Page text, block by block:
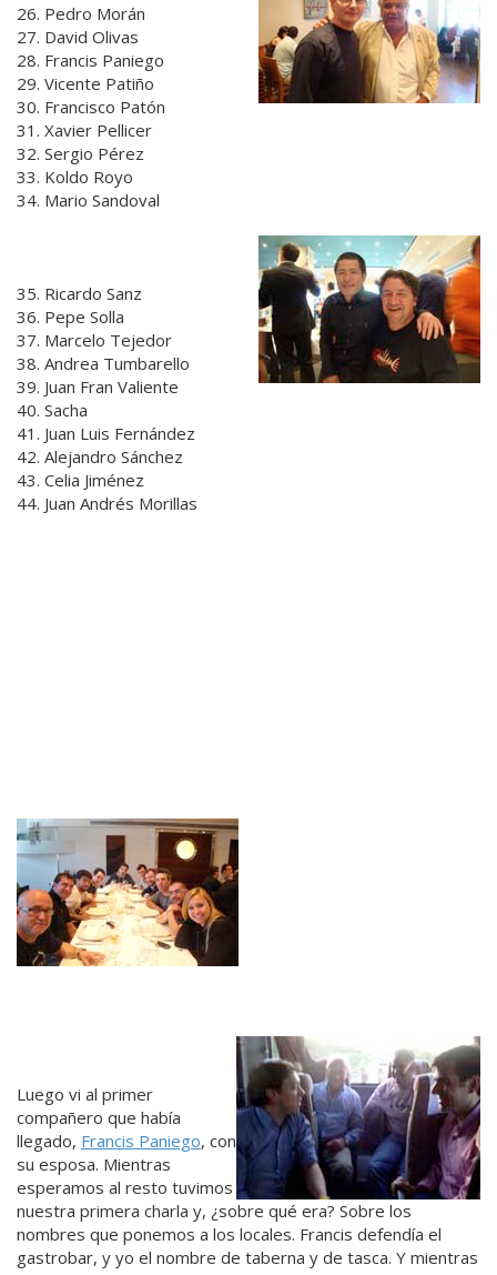
26. Pedro Morán
27. David Olivas
28. Francis Paniego
29. Vicente Patiño
30. Francisco Patón
31. Xavier Pellicer
32. Sergio Pérez
33. Koldo Royo
34. Mario Sandoval
35. Ricardo Sanz
36. Pepe Solla
37. Marcelo Tejedor
38. Andrea Tumbarello
39. Juan Fran Valiente
40. Sacha
41. Juan Luis Fernández
42. Alejandro Sánchez
43. Celia Jiménez
44. Juan Andrés Morillas
Luego vi al primer
compañero que había
llegado, Francis Paniego, con
su esposa. Mientras
esperamos al resto tuvimos
nuestra primera charla y, ¿sobre qué era? Sobre los
nombres que ponemos a los locales. Francis defendía el
gastrobar, y yo el nombre de taberna y de tasca. Y mientras